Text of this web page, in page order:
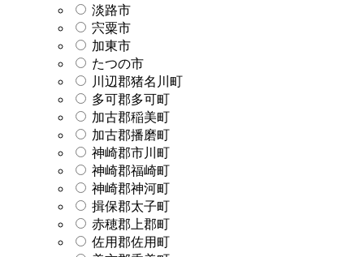
淡路市
宍粟市
加東市
たつの市
川辺郡猪名川町
多可郡多可町
加古郡稲美町
加古郡播磨町
神崎郡市川町
神崎郡福崎町
神崎郡神河町
揖保郡太子町
赤穂郡上郡町
佐用郡佐用町